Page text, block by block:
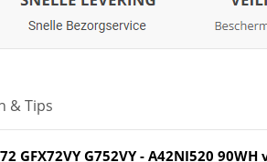
& Tips
GFX72VY G752VY - A42NI520